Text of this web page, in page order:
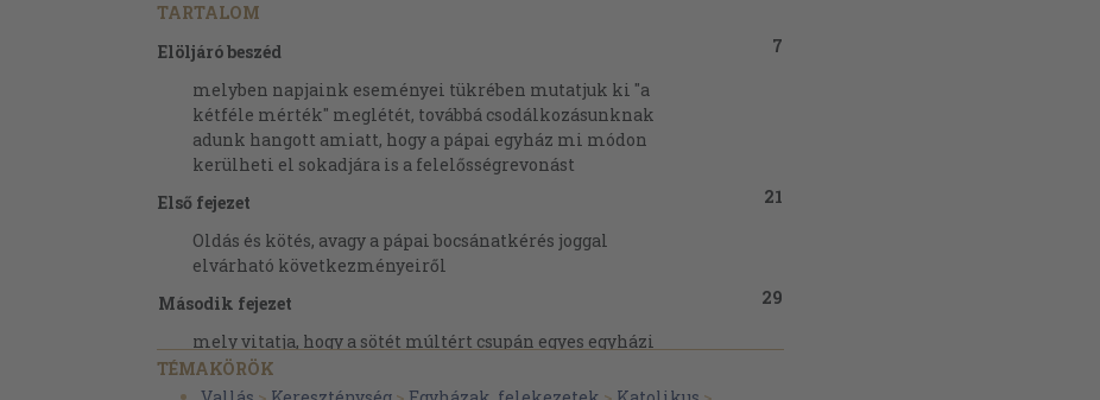
TARTALOM
Elöljáró beszéd
7
melyben napjaink eseményei tükrében mutatjuk ki "a
kétféle mérték" meglétét, továbbá csodálkozásunknak
adunk hangott amiatt, hogy a pápai egyház mi módon
kerülheti el sokadjára is a felelősségrevonást
Első fejezet
21
Oldás és kötés, avagy a pápai bocsánatkérés joggal
elvárható következményeiről
Második fejezet
29
mely vitatja, hogy a sötét múltért csupán egyes egyházi
személyek és megtévedt hívek lennének okolhatók
TÉMAKÖRÖK